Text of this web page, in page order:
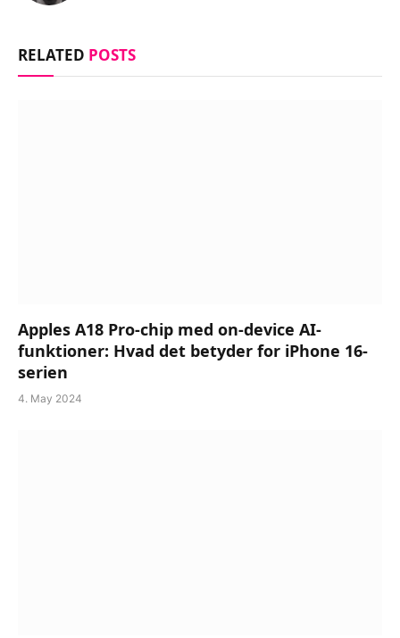
RELATED POSTS
Apples A18 Pro-chip med on-device AI-
funktioner: Hvad det betyder for iPhone 16-
serien
4. May 2024